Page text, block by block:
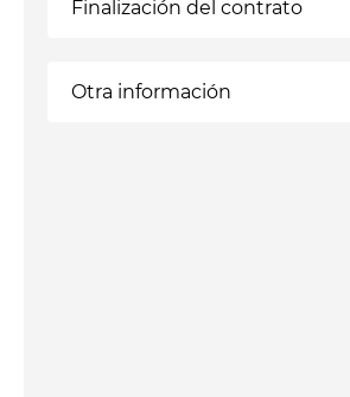
Finalización del contrato
Otra información